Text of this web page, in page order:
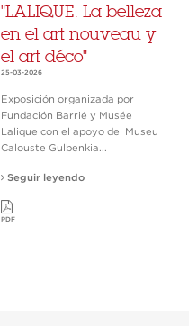
"LALIQUE. La belleza
en el art nouveau y
el art déco"
25-03-2026
Exposición organizada por
Fundación Barrié y Musée
Lalique con el apoyo del Museu
Calouste Gulbenkia...
Seguir leyendo
PDF